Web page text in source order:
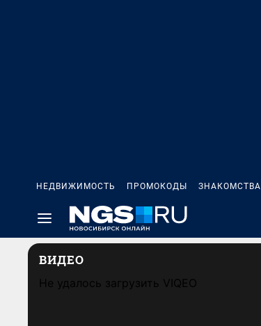
НЕДВИЖИМОСТЬ ПРОМОКОДЫ ЗНАКОМСТВА
ВИДЕО
Не удалось загрузить VIQEO